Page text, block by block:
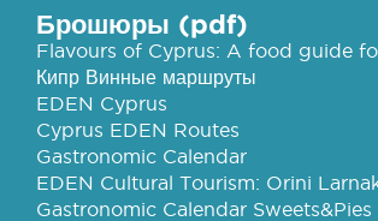
Брошюры (pdf)
Flavours of Cyprus: A food guide
Кипр Винные маршруты
EDEN Cyprus
Cyprus EDEN Routes
Gastronomic Calendar
EDEN Cultural Tourism: Orini
Gastronomic Calendar Sweets&Pies